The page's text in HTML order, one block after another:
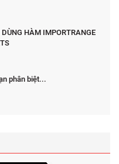
HÀM IMPORTRANGE
phân biệt...